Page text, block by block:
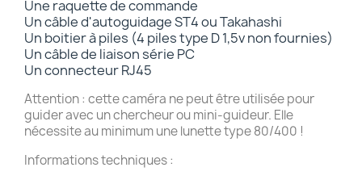
Une raquette de commande
Un câble d'autoguidage ST4 ou Takahashi
Un boitier à piles (4 piles type D 1,5v non fournies)
Un câble de liaison série PC
Un connecteur RJ45
Attention : cette caméra ne peut être utilisée pour
guider avec un chercheur ou mini-guideur. Elle
nécessite au minimum une lunette type 80/400 !
Informations techniques :